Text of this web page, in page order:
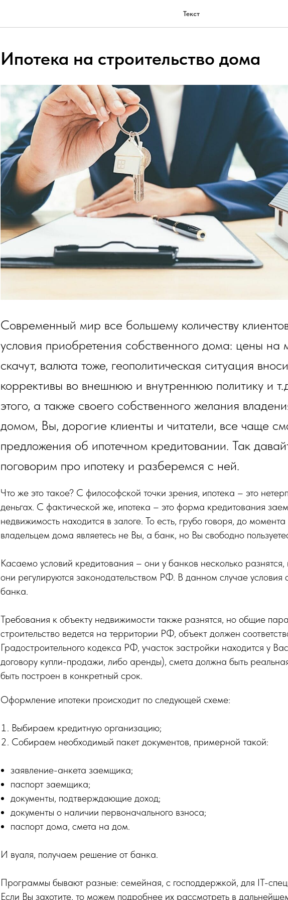
Текст
Ипотека на строительство дома
Современный мир все большему количеству
условия приобретения собственного дома: цены на
скачут, валюта тоже, геополитическая ситуация
коррективы во внешнюю и внутреннюю политику и
этого, а также своего собственного желания
домом, Вы, дорогие клиенты и читатели, все чаще
предложения об ипотечном кредитовании. Так
поговорим про ипотеку и разберемся с ней.
Что же это такое? С философской точки зрения, ипотека – это
деньгах. С фактической же, ипотека – это форма кредитования
недвижимость находится в залоге. То есть, грубо говоря, до
владельцем дома являетесь не Вы, а банк, но Вы свободно
Касаемо условий кредитования – они у банков несколько
они регулируются законодательством РФ. В данном случае условия
банка.
Требования к объекту недвижимости также разнятся, но общие
строительство ведется на территории РФ, объект должен
Градостроительного кодекса РФ, участок застройки находится у
договору купли-продажи, либо аренды), смета должна быть
быть построен в конкретный срок.
Оформление ипотеки происходит по следующей схеме:
Выбираем кредитную организацию;
Собираем необходимый пакет документов, примерной такой:
заявление-анкета заемщика;
паспорт заемщика;
документы, подтверждающие доход;
документы о наличии первоначального взноса;
паспорт дома, смета на дом.
И вуаля, получаем решение от банка.
Программы бывают разные: семейная, с господдержкой, для IT-
Если Вы захотите, то можем подробнее их рассмотреть в